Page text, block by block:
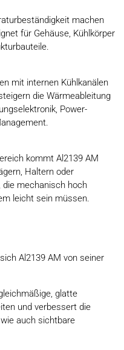
machen
für Gehäuse, Kühlkörper
mit internen Kühlkanälen
die Wärmeableitung
Power-
kommt Al2139 AM
Haltern oder
die mechanisch hoch
leicht sein müssen.
Al2139 AM von seiner
glatte
und verbessert die
auch sichtbare